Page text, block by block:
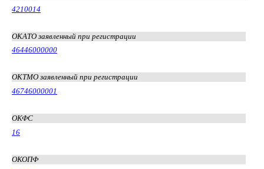
4210014
ОКАТО заявленный при регистрации
46446000000
ОКТМО заявленный при регистрации
46746000001
ОКФС
16
ОКОПФ